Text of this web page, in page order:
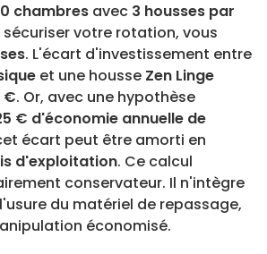
chambres avec 3 housses par
sécuriser votre rotation, vous
. L'écart d'investissement entre
et une housse Zen Linge
€. Or, avec une hypothèse
€ d'économie annuelle de
écart peut être amorti en
d'exploitation. Ce calcul
conservateur. Il n'intègre
du matériel de repassage,
économisé.